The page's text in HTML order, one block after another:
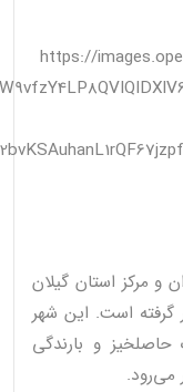
و مرکز استان گیلان
گرفته است. این شهر
و بارندگی
می‌رود.